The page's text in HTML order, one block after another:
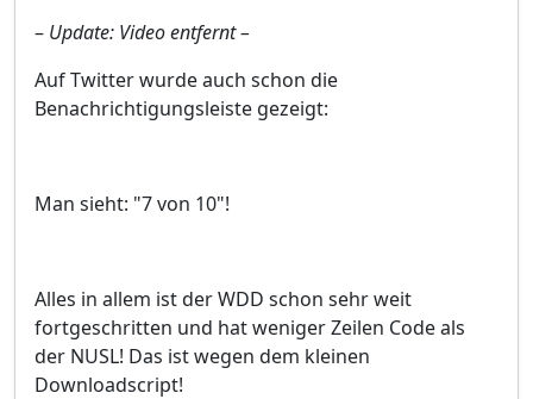
– Update: Video entfernt –
Auf Twitter wurde auch schon die
Benachrichtigungsleiste gezeigt:
Man sieht: "7 von 10"!
Alles in allem ist der WDD schon sehr weit
fortgeschritten und hat weniger Zeilen Code als
der NUSL! Das ist wegen dem kleinen
Downloadscript!